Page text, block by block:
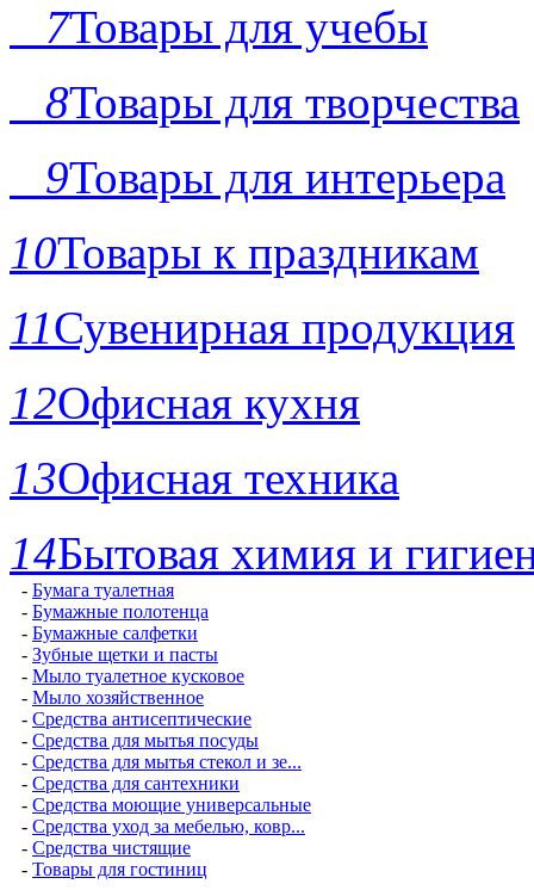
7Товары для учебы
8Товары для творчества
9Товары для интерьера
10Товары к праздникам
11Сувенирная продукция
12Офисная кухня
13Офисная техника
14Бытовая химия и
- Бумага туалетная
- Бумажные полотенца
- Бумажные салфетки
- Зубные щетки и пасты
- Мыло туалетное кусковое
- Мыло хозяйственное
- Средства антисептические
- Средства для мытья посуды
- Средства для мытья стекол и зе...
- Средства для сантехники
- Средства моющие универсальные
- Средства уход за мебелью, ковр...
- Средства чистящие
- Товары для гостиниц